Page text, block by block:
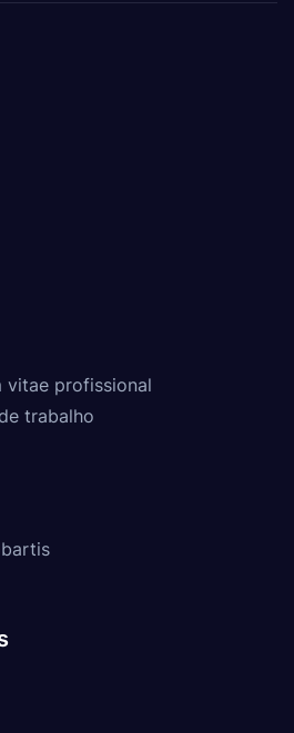
vitae profissional
trabalho